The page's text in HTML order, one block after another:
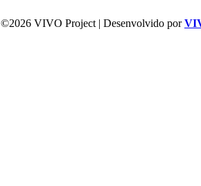
©2026 VIVO Project | Desenvolvido por